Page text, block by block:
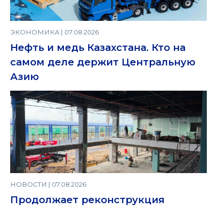
ЭКОНОМИКА | 07.08.2026
Нефть и медь Казахстана. Кто на
самом деле держит Центральную
Азию
НОВОСТИ | 07.08.2026
Продолжает реконструкция